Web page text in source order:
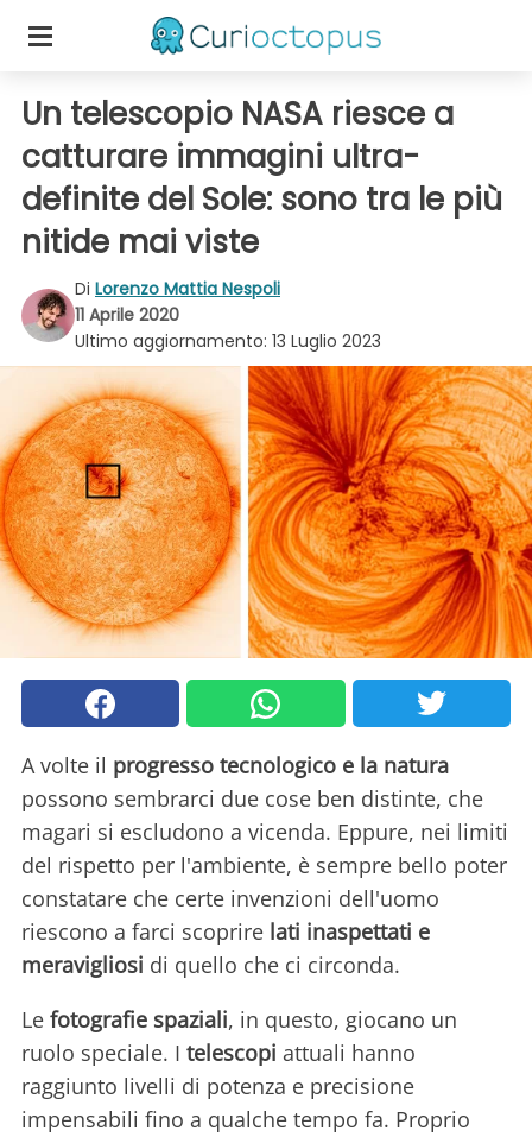
Un telescopio NASA riesce a
catturare immagini ultra-
definite del Sole: sono tra le più
nitide mai viste
Di Lorenzo Mattia Nespoli
11 Aprile 2020
Ultimo aggiornamento: 13 Luglio 2023
A volte il progresso tecnologico e la natura
possono sembrarci due cose ben distinte, che
magari si escludono a vicenda. Eppure, nei limiti
del rispetto per l'ambiente, è sempre bello poter
constatare che certe invenzioni dell'uomo
riescono a farci scoprire lati inaspettati e
meravigliosi di quello che ci circonda.
Le fotografie spaziali, in questo, giocano un
ruolo speciale. I telescopi attuali hanno
raggiunto livelli di potenza e precisione
impensabili fino a qualche tempo fa. Proprio